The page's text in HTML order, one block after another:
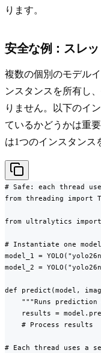
ります。
安全な例：スレ
複数の個別のモデル
ンスタンスを所有し
りません。以下のイ
ているかどうかは重
は1つのインスタンス
# Safe: each thread
from threading import
from ultralytics import
# Instantiate one
model_1 =
model_2 =
def predict(model,
"""Runs prediction
results =
    # Process results
# Each thread uses a